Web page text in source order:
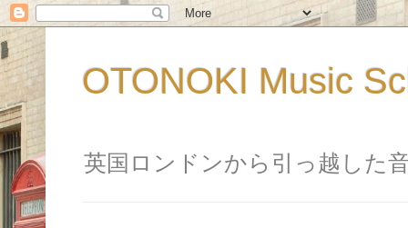
OTONOKI Music
英国ロンドンから引っ越した